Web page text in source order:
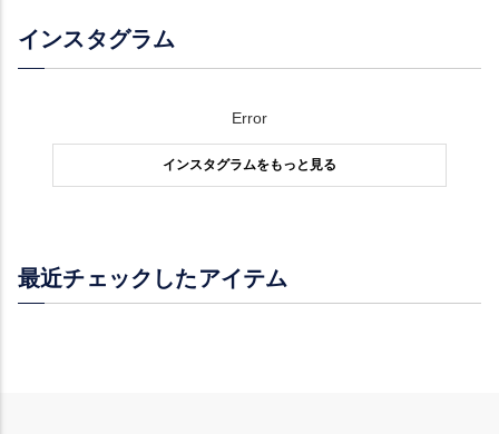
インスタグラム
Error
インスタグラムをもっと見る
最近チェックしたアイテム